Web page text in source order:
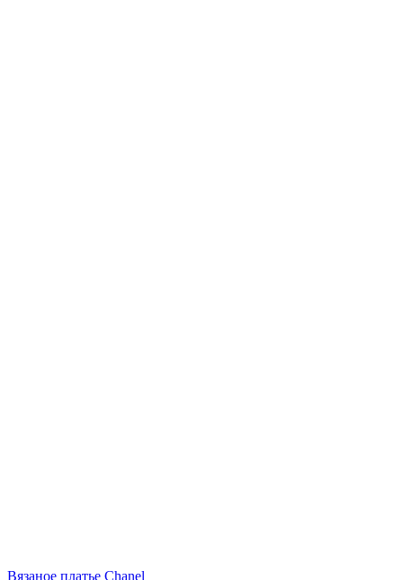
Вязаное платье Chanel